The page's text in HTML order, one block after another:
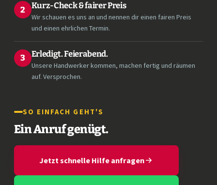
2 Kurz-Check & fairer Preis
Wir schauen es uns an und nennen dir einen fairen Preis
und einen ehrlichen Termin.
3 Erledigt. Feierabend.
Unsere Handwerker kommen, machen fertig und räumen
auf. Versprochen.
SO EINFACH GEHT'S
Ein Anruf genügt.
Jetzt schnelle Hilfe anfragen